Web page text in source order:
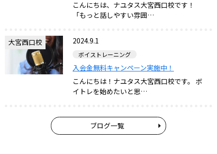
こんにちは、ナユタス大宮西口校です！
「もっと話しやすい雰囲…
大宮西口校 2024.9.1
ボイストレーニング
入会金無料キャンペーン実施中！
こんにちは！ナユタス大宮西口校です。 ボ
イトレを始めたいと思…
ブログ一覧